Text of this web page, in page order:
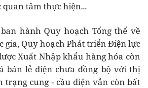
tâm thực hiện...
hành Quy hoạch Tổng thể về
gia, Quy hoạch Phát triển Điện lực
Xuất Nhập khẩu hàng hóa còn
bán lẻ điện chưa đồng bộ với thị
cung - cầu điện vẫn còn bất